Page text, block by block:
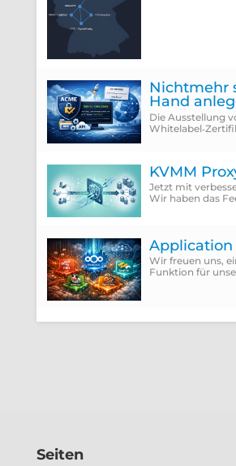
Nichtmehr
Hand
Die Ausstellung
KVMM
Jetzt mit
Wir haben das
Application
Wir freuen uns,
Funktion für
Seiten